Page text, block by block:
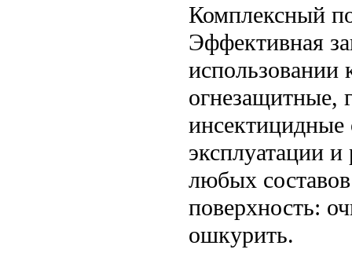
Комплексный
Эффективная
использовании
огнезащитные,
инсектицидные
эксплуатации
любых
поверхность:
ошкурить.